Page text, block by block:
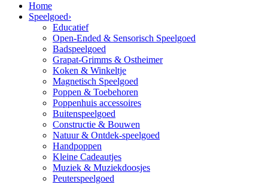
Home
Speelgoed›
Educatief
Open-Ended & Sensorisch Speelgoed
Badspeelgoed
Grapat-Grimms & Ostheimer
Koken & Winkeltje
Magnetisch Speelgoed
Poppen & Toebehoren
Poppenhuis accessoires
Buitenspeelgoed
Constructie & Bouwen
Natuur & Ontdek-speelgoed
Handpoppen
Kleine Cadeautjes
Muziek & Muziekdoosjes
Peuterspeelgoed